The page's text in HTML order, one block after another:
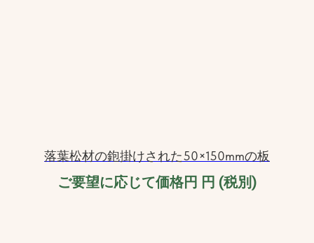
落葉松材の鉋掛けされた50×150mmの板
ご要望に応じて価格円 円 (税別)